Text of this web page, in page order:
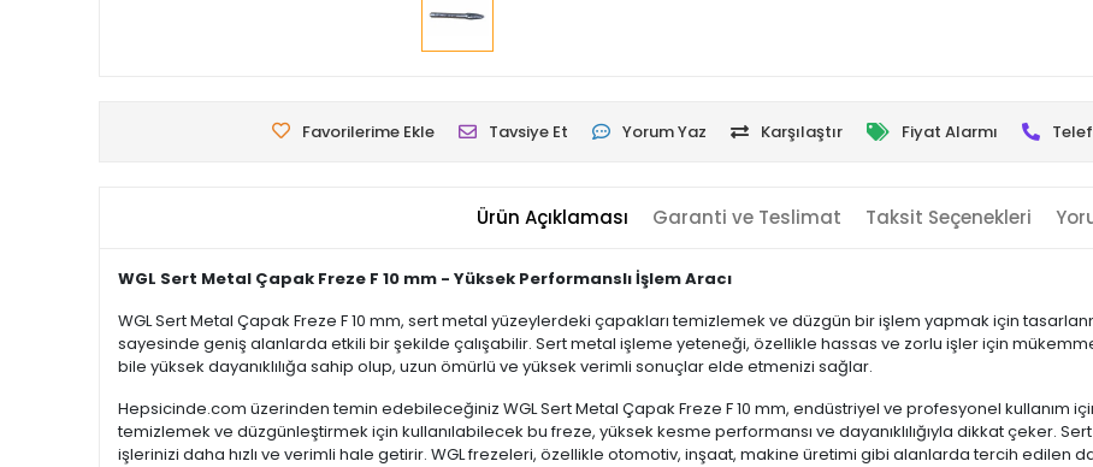
Favorilerime Ekle Tavsiye Et Yorum Yaz Karşılaştır Fiyat Alarmı
Ürün Açıklaması Garanti ve Teslimat Taksit Seçenekleri
WGL Sert Metal Çapak Freze F 10 mm - Yüksek Performanslı İşlem Aracı
WGL Sert Metal Çapak Freze F 10 mm, sert metal yüzeylerdeki çapakları temizlemek ve düzgün bir işlem yapmak için
sayesinde geniş alanlarda etkili bir şekilde çalışabilir. Sert metal işleme yeteneği, özellikle hassas ve zorlu işler için
bile yüksek dayanıklılığa sahip olup, uzun ömürlü ve yüksek verimli sonuçlar elde etmenizi sağlar.
Hepsicinde.com üzerinden temin edebileceğiniz WGL Sert Metal Çapak Freze F 10 mm, endüstriyel ve profesyonel kullanım
temizlemek ve düzgünleştirmek için kullanılabilecek bu freze, yüksek kesme performansı ve dayanıklılığıyla dikkat çeker.
işlerinizi daha hızlı ve verimli hale getirir. WGL frezeleri, özellikle otomotiv, inşaat, makine üretimi gibi alanlarda tercih edilen